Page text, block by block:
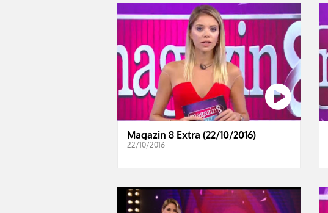
Magazin 8 Extra (22/10/2016)
22/10/2016